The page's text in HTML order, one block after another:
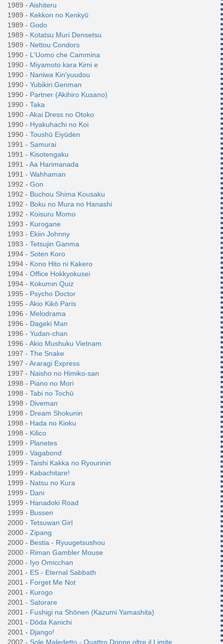
1989 - Aishiteru
1989 - Kekkon no Kenkyū
1989 - Godo
1989 - Kotatsu Muri Densetsu
1989 - Nettou Condors
1990 - L'Uomo che Cammina
1990 - Miyamoto kara Kimi e
1990 - Naniwa Kin'yuudou
1990 - Yubikiri Genman
1990 - Partner (Akihiro Kusano)
1990 - Taka
1990 - Akai Dress no Otoko
1990 - Hyakuhachi no Koi
1990 - Toushū Eiyūden
1991 - Samurai
1991 - Kisotengaku
1991 - Aa Harimanada
1991 - Wahhaman
1992 - Gon
1992 - Buchou Shima Kousaku
1992 - Boku no Mura no Hanashi
1992 - Koisuru Momo
1993 - Kurogane
1993 - Ekiin Johnny
1993 - Tetsujin Ganma
1994 - Soten Koro
1994 - Kono Hito ni Kakero
1994 - Office Hokkyokusei
1994 - Kokumin Quiz
1995 - Psycho Doctor
1995 - Akio Kikō Paris
1996 - Melodrama
1996 - Dageki Man
1996 - Yudan-chan
1996 - Akio Mushuku Vietnam
1997 - The Snake
1997 - Araragi Express
1997 - Naisho no Himiko-san
1998 - Piano no Mori
1998 - Tabi no Tochū
1998 - Diveman
1998 - Dream Shokunin
1998 - Hada no Kioku
1998 - Kilico
1999 - Planetes
1999 - Vagabond
1999 - Taishi Kakka no Ryourinin
1999 - Kabachitare!
1999 - Natsu no Kura
1999 - Dani
1999 - Hanadoki Road
1999 - Bussen
2000 - Tetsuwan Girl
2000 - Zipang
2000 - Bestia - Ryuugetsushou
2000 - Riman Gambler Mouse
2000 - Iyo Omicchan
2001 - ES - Eternal Sabbath
2001 - Forget Me Not
2001 - Kurogo
2001 - Satorare
2001 - Fushigi na Shōnen (Kazumi Yamashita)
2001 - Dōda Kanichi
2001 - Django!
2002 - Sole Maledetto - Quattro Donne oltre il Limite